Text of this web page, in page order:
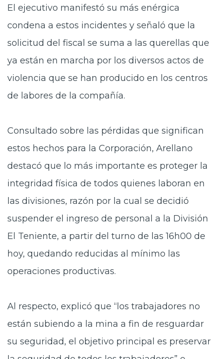
El ejecutivo manifestó su más enérgica
condena a estos incidentes y señaló que la
solicitud del fiscal se suma a las querellas que
ya están en marcha por los diversos actos de
violencia que se han producido en los centros
de labores de la compañía.
Consultado sobre las pérdidas que significan
estos hechos para la Corporación, Arellano
destacó que lo más importante es proteger la
integridad física de todos quienes laboran en
las divisiones, razón por la cual se decidió
suspender el ingreso de personal a la División
El Teniente, a partir del turno de las 16h00 de
hoy, quedando reducidas al mínimo las
operaciones productivas.
Al respecto, explicó que “los trabajadores no
están subiendo a la mina a fin de resguardar
su seguridad, el objetivo principal es preservar